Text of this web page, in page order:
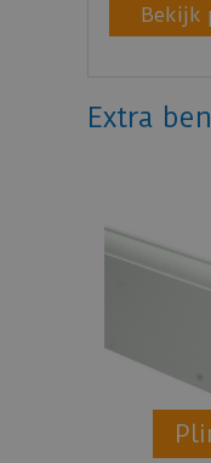
Bekijk
Extra